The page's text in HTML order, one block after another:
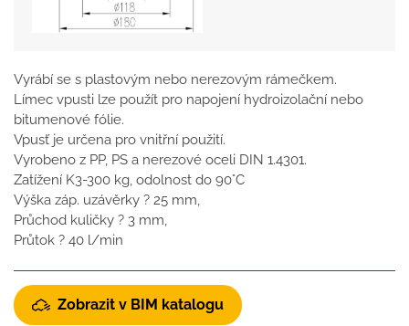
Vyrábí se s plastovým nebo nerezovým rámečkem.
Límec vpusti lze použít pro napojení hydroizolační nebo
bitumenové fólie.
Vpusť je určena pro vnitřní použití.
Vyrobeno z PP, PS a nerezové oceli DIN 1.4301.
Zatížení K3-300 kg, odolnost do 90°C
Výška záp. uzávěrky ? 25 mm,
Průchod kuličky ? 3 mm,
Průtok ? 40 l/min
Zobrazit v BIM katalogu